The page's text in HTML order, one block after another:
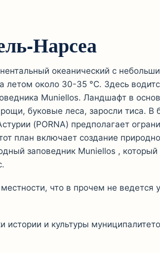
Нарсеа
океанический с
летом около 30-35 °С. Здесь
Muniellos. Ландшафт в
буковые леса, заросли тиса. В
(PORNA) предполагает
план включает создание
заповедник Muniellos ,
что в прочем не
истории и культуры